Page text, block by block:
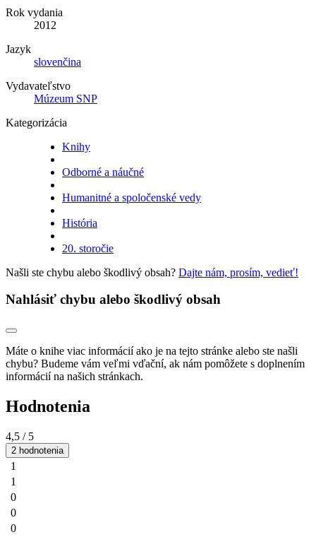
Rok vydania
2012
Jazyk
slovenčina
Vydavateľstvo
Múzeum SNP
Kategorizácia
Knihy
Odborné a náučné
Humanitné a spoločenské vedy
História
20. storočie
Našli ste chybu alebo škodlivý obsah? Dajte nám, prosím, vedieť!
Nahlásiť chybu alebo škodlivý obsah
Máte o knihe viac informácií ako je na tejto stránke alebo ste našli
chybu? Budeme vám veľmi vďační, ak nám pomôžete s doplnením
informácií na našich stránkach.
Hodnotenia
4,5 / 5
2 hodnotenia
1
1
0
0
0